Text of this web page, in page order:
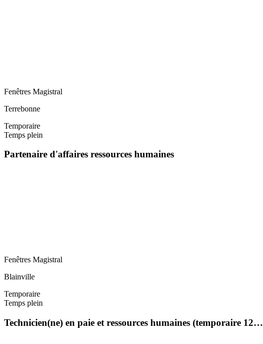
Fenêtres Magistral
Terrebonne
Temporaire
Temps plein
Partenaire d'affaires ressources humaines
Fenêtres Magistral
Blainville
Temporaire
Temps plein
Technicien(ne) en paie et ressources humaines (temporaire 12…